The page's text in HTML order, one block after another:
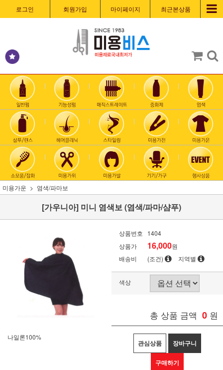
로그인 회원가입 마이페이지 최근본상품
미용가운 염색/파마보
[가우니아] 미니 염색보 (염색/파마/샴푸)
나일론100%
상품번호
1404
상품가
16,000원
배송비
(조건) 지역별
색상
총 상품 금액 0 원
관심상품 장바구니
구매하기